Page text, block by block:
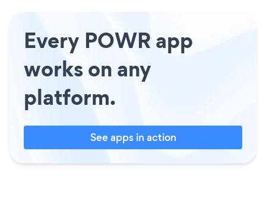
Every POWR app
works on any
platform.
See apps in action